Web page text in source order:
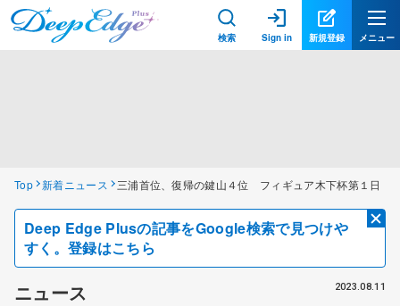
検索 Sign in 新規登録 メニュー
Top 新着ニュース 三浦首位、復帰の鍵山４位 フィギュア木下杯第１日
Deep Edge Plusの記事をGoogle検索で見つけや
すく。登録はこちら
ニュース 2023.08.11